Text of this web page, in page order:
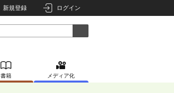
新規登録 ログイン
書籍 メディア化